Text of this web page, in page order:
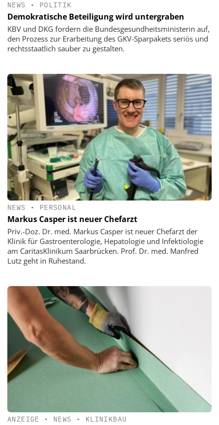
NEWS • POLITIK
Demokratische Beteiligung wird untergraben
KBV und DKG fordern die Bundesgesundheitsministerin auf,
den Prozess zur Erarbeitung des GKV-Sparpakets seriös und
rechtsstaatlich sauber zu gestalten.
NEWS • PERSONAL
Markus Casper ist neuer Chefarzt
Priv.-Doz. Dr. med. Markus Casper ist neuer Chefarzt der
Klinik für Gastroenterologie, Hepatologie und Infektiologie
am CaritasKlinikum Saarbrücken. Prof. Dr. med. Manfred
Lutz geht in Ruhestand.
ANZEIGE • NEWS • KLINIKBAU